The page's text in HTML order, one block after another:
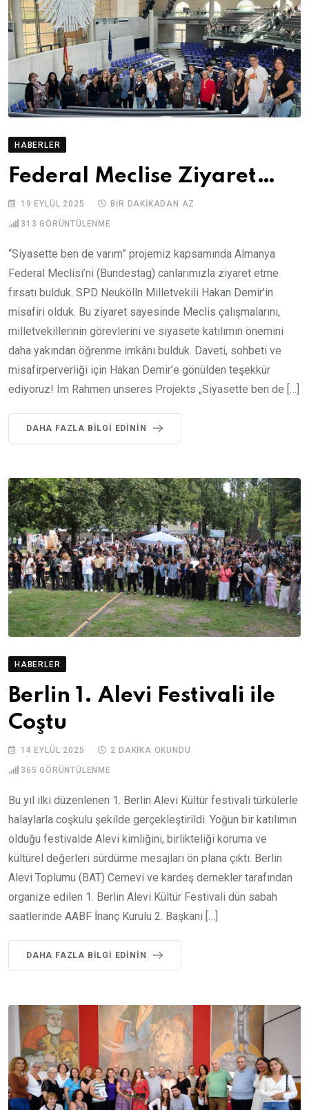
HABERLER
Federal Meclise Ziyaret…
19 EYLÜL 2025 BIR DAKIKADAN AZ
313 GÖRÜNTÜLENME
“Siyasette ben de varım” projemiz kapsamında Almanya
Federal Meclisi’ni (Bundestag) canlarımızla ziyaret etme
fırsatı bulduk. SPD Neukölln Milletvekili Hakan Demir’in
misafiri olduk. Bu ziyaret sayesinde Meclis çalışmalarını,
milletvekillerinin görevlerini ve siyasete katılımın önemini
daha yakından öğrenme imkânı bulduk. Daveti, sohbeti ve
misafirperverliği için Hakan Demir’e gönülden teşekkür
ediyoruz! Im Rahmen unseres Projekts „Siyasette ben de […]
DAHA FAZLA BILGI EDININ
HABERLER
Berlin 1. Alevi Festivali ile
Coştu
14 EYLÜL 2025 2 DAKIKA OKUNDU
365 GÖRÜNTÜLENME
Bu yıl ilki düzenlenen 1. Berlin Alevi Kültür festivali türkülerle
halaylarla coşkulu şekilde gerçekleştirildi. Yoğun bir katılımın
olduğu festivalde Alevi kimliğini, birlikteliği koruma ve
kültürel değerleri sürdürme mesajları ön plana çıktı. Berlin
Alevi Toplumu (BAT) Cemevi ve kardeş dernekler tarafından
organize edilen 1. Berlin Alevi Kültür Festivali dün sabah
saatlerinde AABF İnanç Kurulu 2. Başkanı […]
DAHA FAZLA BILGI EDININ